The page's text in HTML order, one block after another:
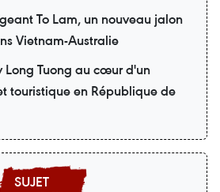
To Lam, un nouveau jalon
Vietnam-Australie
Long Tuong au cœur d'un
touristique en République de